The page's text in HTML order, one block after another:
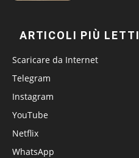
ARTICOLI PIÙ LETTI
Scaricare da Internet
Telegram
Instagram
YouTube
Netflix
WhatsApp